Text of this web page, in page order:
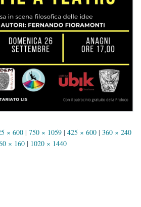
× 600 | 750 × 1059 | 425 × 600 | 360 × 240
× 160 | 1020 × 1440